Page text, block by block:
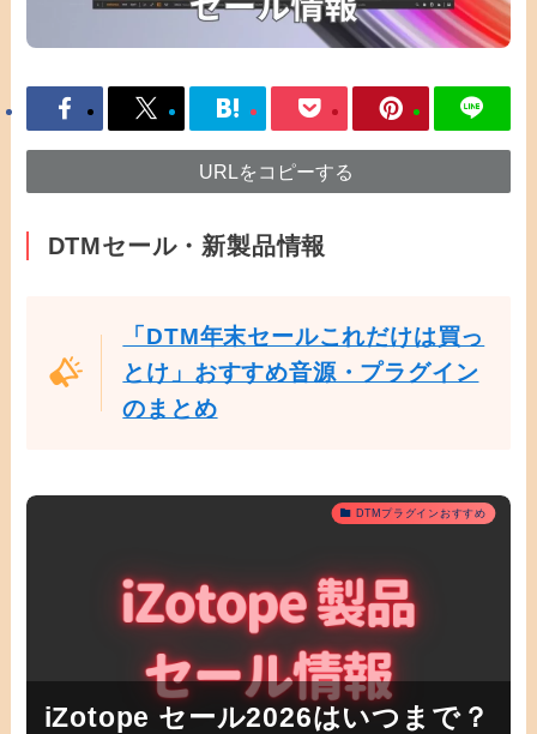
URLをコピーする
DTMセール・新製品情報
「DTM年末セールこれだけは買っ
とけ」おすすめ音源・プラグイン
のまとめ
DTMプラグインおすすめ
iZotope セール2026はいつまで？